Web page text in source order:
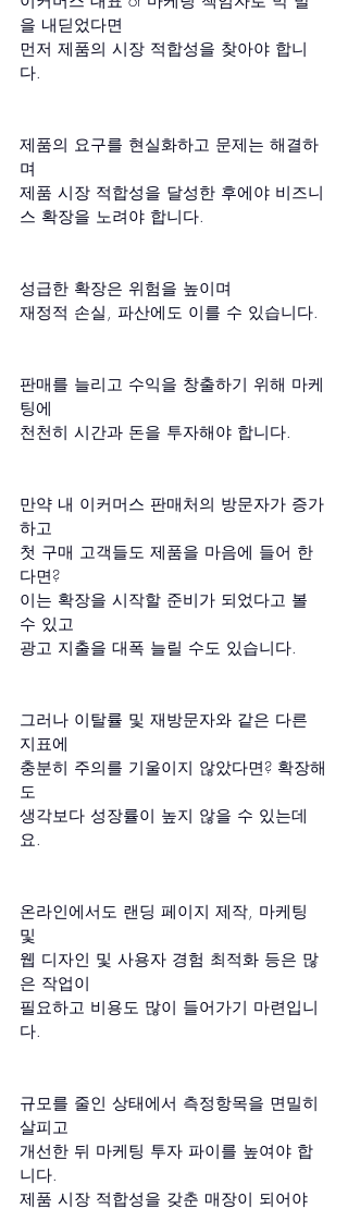
을 내딛었다면
먼저 제품의 시장 적합성을 찾아야 합니
다.
제품의 요구를 현실화하고 문제는 해결하
며
제품 시장 적합성을 달성한 후에야 비즈니
스 확장을 노려야 합니다.
성급한 확장은 위험을 높이며
재정적 손실, 파산에도 이를 수 있습니다.
판매를 늘리고 수익을 창출하기 위해 마케
팅에
천천히 시간과 돈을 투자해야 합니다.
만약 내 이커머스 판매처의 방문자가 증가
하고
첫 구매 고객들도 제품을 마음에 들어 한
다면?
이는 확장을 시작할 준비가 되었다고 볼
수 있고
광고 지출을 대폭 늘릴 수도 있습니다.
그러나 이탈률 및 재방문자와 같은 다른
지표에
충분히 주의를 기울이지 않았다면? 확장해
도
생각보다 성장률이 높지 않을 수 있는데
요.
온라인에서도 랜딩 페이지 제작, 마케팅
및
웹 디자인 및 사용자 경험 최적화 등은 많
은 작업이
필요하고 비용도 많이 들어가기 마련입니
다.
규모를 줄인 상태에서 측정항목을 면밀히
살피고
개선한 뒤 마케팅 투자 파이를 높여야 합
니다.
제품 시장 적합성을 갖춘 매장이 되어야